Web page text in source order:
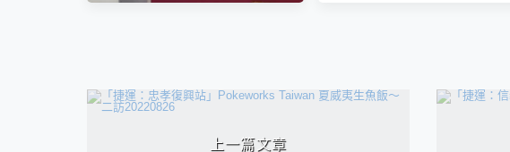
「買物」日本甜點大師小山進
相連文章
上一篇文章